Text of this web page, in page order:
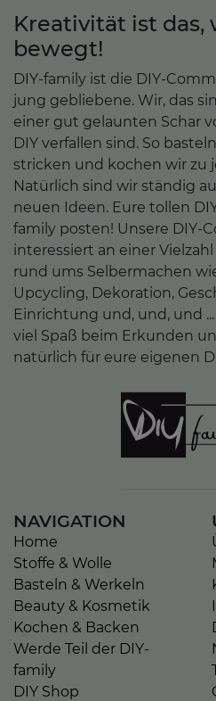
Kreativität ist das,
bewegt!
DIY-family ist die DIY-
jung gebliebene. Wir, das
einer gut gelaunten Schar
DIY verfallen sind. So
stricken und kochen wir zu
Natürlich sind wir ständig
neuen Ideen. Eure tollen
family posten! Unsere DIY-
interessiert an einer
rund ums Selbermachen
Upcycling, Dekoration,
Einrichtung und, und, und
viel Spaß beim Erkunden
natürlich für eure eigenen
NAVIGATION
Home
Stoffe & Wolle
Basteln & Werkeln
Beauty & Kosmetik
Kochen & Backen
Werde Teil der DIY-
family
DIY Shop